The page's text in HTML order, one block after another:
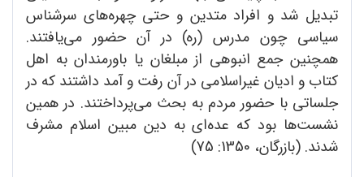
تبدیل شد و افراد متدین و حتی چهره‌های سرشناس
سیاسی چون مدرس (ره) در آن حضور می‌یافتند.
همچنین جمع انبوهی از مبلغان یا باورمندان به اهل
کتاب و ادیان غیراسلامی در آن رفت و آمد داشتند که در
جلساتی با حضور مردم به بحث می‌پرداختند. در همین
نشست‌ها بود که عده‌ای به دین مبین اسلام مشرف
شدند. (بازرگان، 1350: 75)